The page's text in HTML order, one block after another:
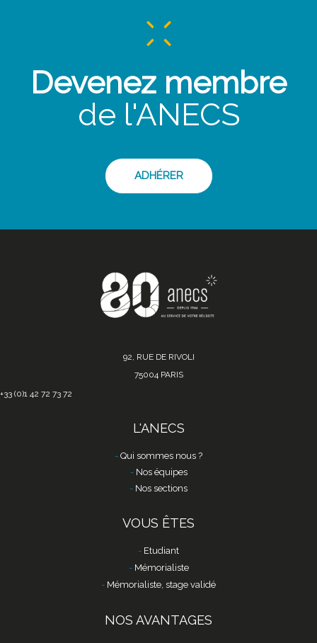
Devenez membre
de l'ANECS
ADHÉRER
92, RUE DE RIVOLI
75004 PARIS
+33 (0)1 42 72 73 72
L'ANECS
Qui sommes nous ?
Nos équipes
Nos sections
VOUS ÊTES
Etudiant
Mémorialiste
Mémorialiste, stage validé
NOS AVANTAGES